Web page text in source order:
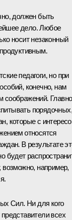
должен быть
дело. Любое
носит незаконный
педагоги, но при
конечно, нам
соображений.
порядочных,
которые с
относятся
В результате
будет
возможно, например,
Сил. Ни для кого
всех